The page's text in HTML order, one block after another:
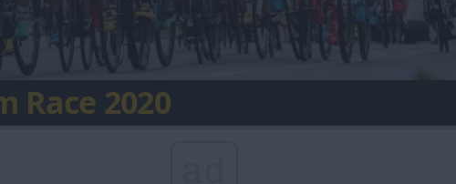
będzie w Polsce
Race 2020
Turystyczne 2019
w Zabrzu
rowerze lub rolkach
z nową trasą
Planetarium Śląskiego
roku w Rybniku